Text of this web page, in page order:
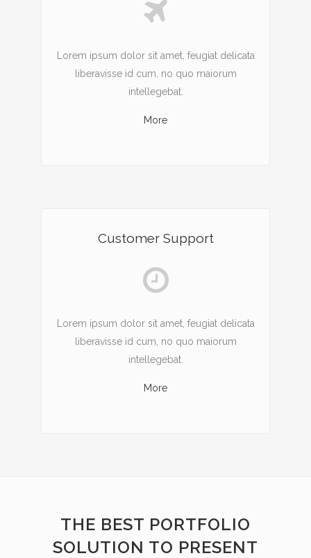
Lorem ipsum dolor sit amet, feugiat delicata
liberavisse id cum, no quo maiorum
intellegebat.
More
Customer Support
Lorem ipsum dolor sit amet, feugiat delicata
liberavisse id cum, no quo maiorum
intellegebat.
More
THE BEST PORTFOLIO
SOLUTION TO PRESENT